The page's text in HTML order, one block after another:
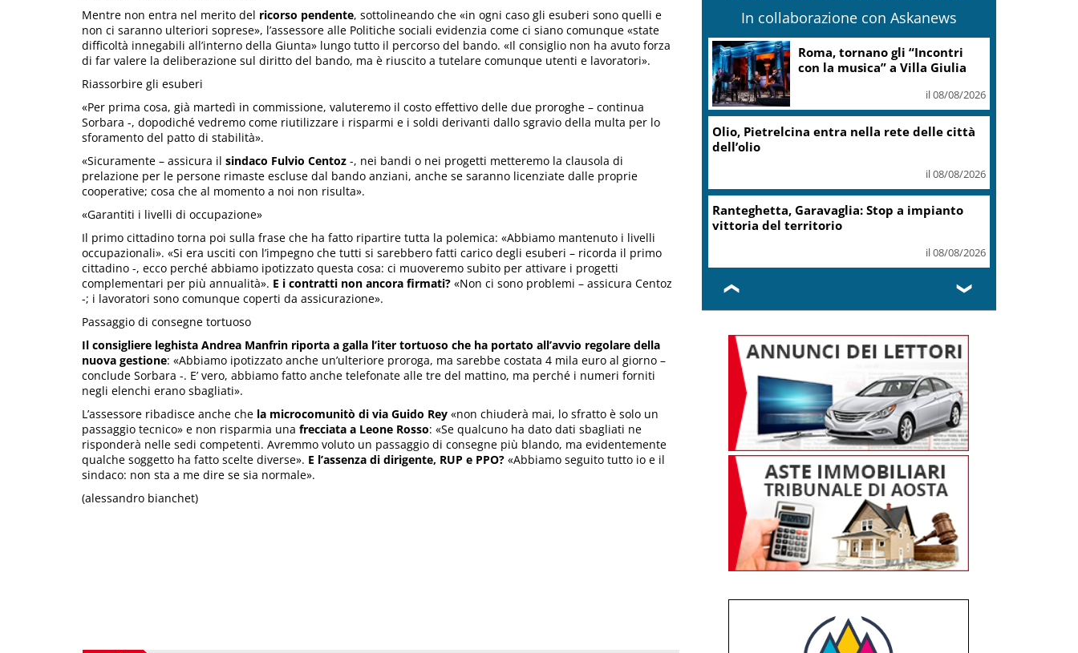
Mentre non entra nel merito del ricorso pendente, sottolineando che «in ogni caso gli esuberi sono quelli e
non ci saranno ulteriori soprese», l’assessore alle Politiche sociali evidenzia come ci siano comunque «state
difficoltà innegabili all’interno della Giunta» lungo tutto il percorso del bando. «Il consiglio non ha avuto forza
di far valere la deliberazione sul diritto del bando, ma è riuscito a tutelare comunque utenti e lavoratori».
Riassorbire gli esuberi
«Per prima cosa, già martedì in commissione, valuteremo il costo effettivo delle due proroghe – continua
Sorbara -, dopodiché vedremo come riutilizzare i risparmi e i soldi derivanti dallo sgravio della multa per lo
sforamento del patto di stabilità».
«Sicuramente – assicura il sindaco Fulvio Centoz -, nei bandi o nei progetti metteremo la clausola di
prelazione per le persone rimaste escluse dal bando anziani, anche se saranno licenziate dalle proprie
cooperative; cosa che al momento a noi non risulta».
«Garantiti i livelli di occupazione»
Il primo cittadino torna poi sulla frase che ha fatto ripartire tutta la polemica: «Abbiamo mantenuto i livelli
occupazionali». «Si era usciti con l’impegno che tutti si sarebbero fatti carico degli esuberi – ricorda il primo
cittadino -, ecco perché abbiamo ipotizzato questa cosa: ci muoveremo subito per attivare i progetti
complementari per più annualità». E i contratti non ancora firmati? «Non ci sono problemi – assicura Centoz
-; i lavoratori sono comunque coperti da assicurazione».
Passaggio di consegne tortuoso
Il consigliere leghista Andrea Manfrin riporta a galla l’iter tortuoso che ha portato all’avvio regolare della
nuova gestione: «Abbiamo ipotizzato anche un’ulteriore proroga, ma sarebbe costata 4 mila euro al giorno –
conclude Sorbara -. E’ vero, abbiamo fatto anche telefonate alle tre del mattino, ma perché i numeri forniti
negli elenchi erano sbagliati».
L’assessore ribadisce anche che la microcomunitò di via Guido Rey «non chiuderà mai, lo sfratto è solo un
passaggio tecnico» e non risparmia una frecciata a Leone Rosso: «Se qualcuno ha dato dati sbagliati ne
risponderà nelle sedi competenti. Avremmo voluto un passaggio di consegne più blando, ma evidentemente
qualche soggetto ha fatto scelte diverse». E l’assenza di dirigente, RUP e PPO? «Abbiamo seguito tutto io e il
sindaco: non sta a me dire se sia normale».
(alessandro bianchet)
In collaborazione con Askanews
Adyen e GetYourGuide: 15
anni di innovazione per le
il 07/08/2026
il 07/08/2026
Telepass: +20% di interesse
per i viaggi in auto
il 07/08/2026
❮ ❯